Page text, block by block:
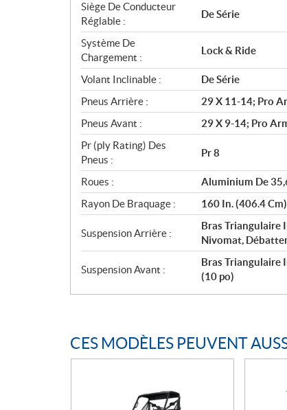
Siège De Conducteur
Réglable :
De Série
Système De
Chargement :
Lock & Ride
Volant Inclinable :
De Série
Pneus Arrière :
29 X 11-14; Pro
Pneus Avant :
29 X 9-14; Pro
Pr (ply Rating) Des
Pneus :
Pr 8
Roues :
Aluminium De
Rayon De Braquage :
160 In. (406.4 Cm)
Suspension Arrière :
Bras Triangulaire
Nivomat,
Suspension Avant :
Bras Triangulaire
(10 po)
CES MODÈLES PEUVENT